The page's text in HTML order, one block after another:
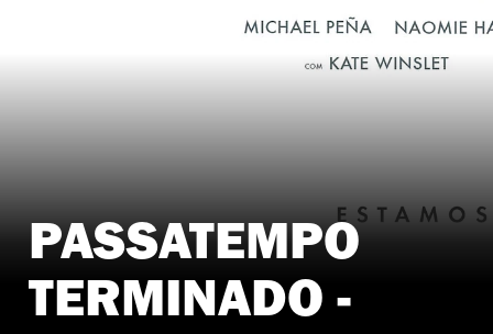
PASSATEMPO
TERMINADO -